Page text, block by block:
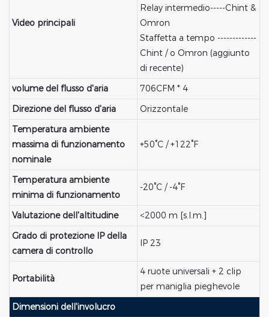
Video principali
Relay intermedio-----Chint &
Omron
Staffetta a tempo -------------
Chint / o Omron (aggiunto
di recente)
volume del flusso d'aria
706CFM * 4
Direzione del flusso d'aria
Orizzontale
Temperatura ambiente
massima di funzionamento
nominale
+50°C / +122°F
Temperatura ambiente
minima di funzionamento
-20°C / -4°F
Valutazione dell'altitudine
<2000 m [s.l.m.]
Grado di protezione IP della
camera di controllo
IP 23
Portabilità
4 ruote universali + 2 clip
per maniglia pieghevole
Dimensioni dell'involucro